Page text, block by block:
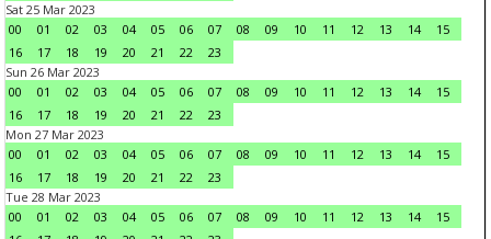
Sat 25 Mar 2023
00
01 02 03 04 05 06 07 08 09 10 11 12 13 14
15
16
17 18 19 20 21 22
23
Sun 26 Mar 2023
00
01 02 03 04 05 06 07 08 09 10 11 12 13 14
15
16
17 18 19 20 21 22
23
Mon 27 Mar 2023
00
01 02 03 04 05 06 07 08 09 10 11 12 13 14
15
16
17 18 19 20 21 22
23
Tue 28 Mar 2023
00
01 02 03 04 05 06 07 08 09 10 11 12 13 14
15